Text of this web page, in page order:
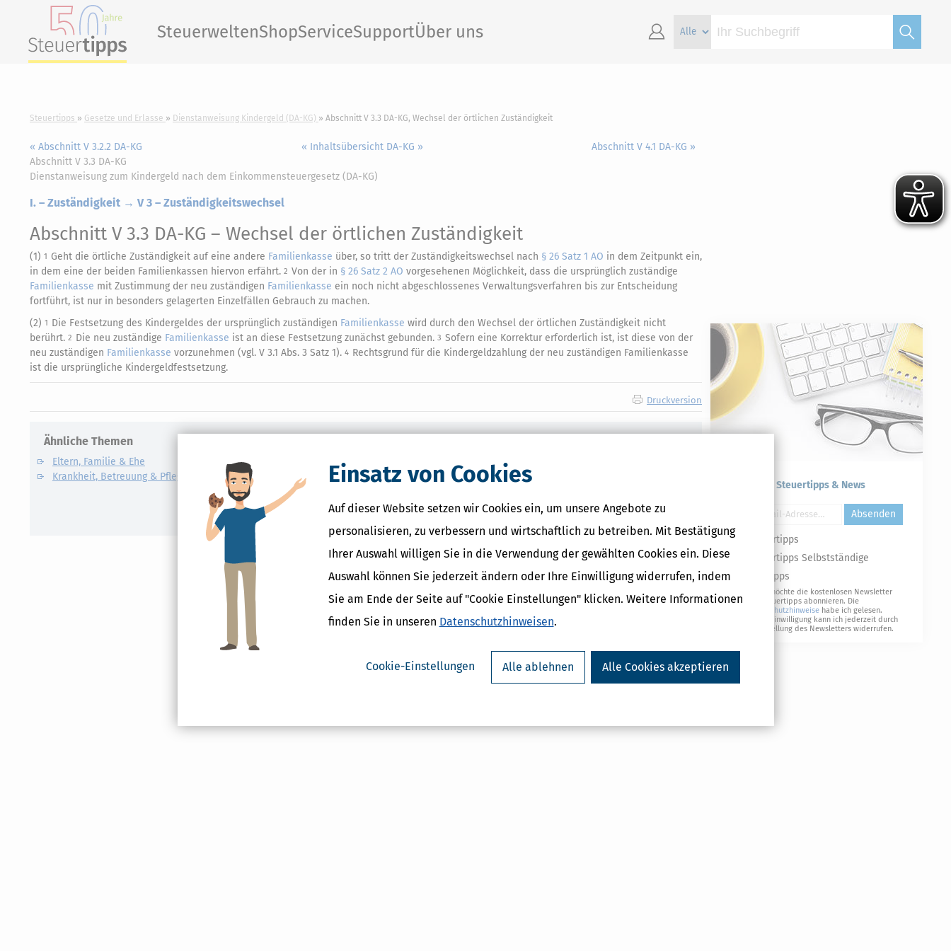
Einsatz von Cookies
Auf dieser Website setzen wir Cookies ein, um unsere Angebote zu
personalisieren, zu verbessern und wirtschaftlich zu betreiben. Mit Bestätigung
Ihrer Auswahl willigen Sie in die Verwendung der gewählten Cookies ein. Diese
Auswahl können Sie jederzeit ändern oder Ihre Einwilligung widerrufen, indem
Sie am Ende der Seite auf "Cookie Einstellungen" klicken. Weitere Informationen
finden Sie in unseren Datenschutzhinweisen.
Cookie-Einstellungen Alle ablehnen Alle Cookies akzeptieren
SteuerweltenShopServiceSupportÜber uns
Steuertipps Gesetze und Erlasse Dienstanweisung Kindergeld (DA-KG) Abschnitt V 3.3 DA-KG, Wechsel der örtlichen Zuständigkeit
« Abschnitt V 3.2.2 DA-KG « Inhaltsübersicht DA-KG »
Abschnitt V 4.1 DA-KG »
Abschnitt V 3.3 DA-KG
Dienstanweisung zum Kindergeld nach dem Einkommensteuergesetz (DA-KG)
I. – Zuständigkeit → V 3 – Zuständigkeitswechsel
Abschnitt V 3.3 DA-KG – Wechsel der örtlichen Zuständigkeit
(1) 1 Geht die örtliche Zuständigkeit auf eine andere Familienkasse über, so tritt der Zuständigkeitswechsel nach § 26 Satz 1 AO in dem Zeitpunkt ein,
in dem eine der beiden Familienkassen hiervon erfährt. 2 Von der in § 26 Satz 2 AO vorgesehenen Möglichkeit, dass die ursprünglich zuständige
Familienkasse mit Zustimmung der neu zuständigen Familienkasse ein noch nicht abgeschlossenes Verwaltungsverfahren bis zur Entscheidung
fortführt, ist nur in besonders gelagerten Einzelfällen Gebrauch zu machen.
(2) 1 Die Festsetzung des Kindergeldes der ursprünglich zuständigen Familienkasse wird durch den Wechsel der örtlichen Zuständigkeit nicht
berührt. 2 Die neu zuständige Familienkasse ist an diese Festsetzung zunächst gebunden. 3 Sofern eine Korrektur erforderlich ist, ist diese von der
neu zuständigen Familienkasse vorzunehmen (vgl. V 3.1 Abs. 3 Satz 1). 4 Rechtsgrund für die Kindergeldzahlung der neu zuständigen Familienkasse
ist die ursprüngliche Kindergeldfestsetzung.
Druckversion
Ähnliche Themen
Eltern, Familie & Ehe
Krankheit, Betreuung & Pflege
ElterngeldPlus
Unterhaltshöchstbetrag
Kindesunterhalt
Kostenlose Steuertipps & News
Absenden
Steuertipps
Steuertipps Selbstständige
Geldtipps
Ja, ich möchte die kostenlosen Newsletter
von Steuertipps abonnieren. Die
Datenschutzhinweise habe ich gelesen.
Meine Einwilligung kann ich jederzeit durch
Abbestellung des Newsletters widerrufen.